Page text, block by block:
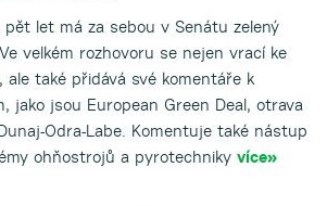
pět let má za sebou v Senátu zelený
velkém rozhovoru se nejen vrací ke
ale také přidává své komentáře k
jako jsou European Green Deal, otrava
Odra-Labe. Komentuje také nástup
ohňostrojů a pyrotechniky více»